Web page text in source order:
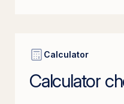
Calculator
Calculator